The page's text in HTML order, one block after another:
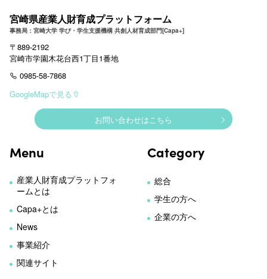
宮崎県産業人財育成プラットフォーム
事務局：宮崎大学 学び・学生支援機構 共創人材育成部門[Capa+]
〒889-2192
宮崎市学園木花台西1丁目1番地
0985-58-7868
GoogleMapで見る
お問い合わせはこちら
Menu
産業人財育成プラットフォ
ームとは
Capa+とは
News
事業紹介
関連サイト
Category
総合
学生の方へ
企業の方へ